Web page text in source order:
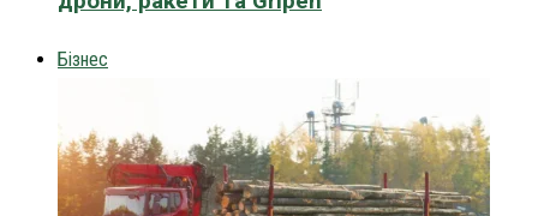
Бізнес